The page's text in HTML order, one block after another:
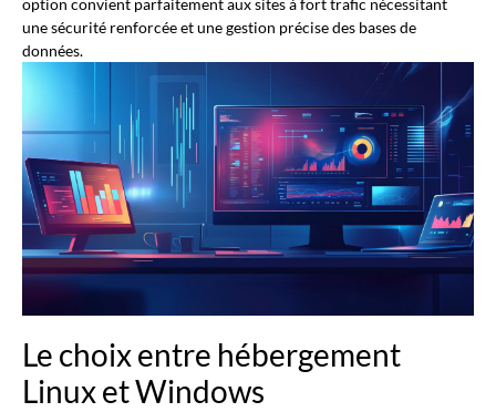
option convient parfaitement aux sites à fort trafic nécessitant
une sécurité renforcée et une gestion précise des bases de
données.
Le choix entre hébergement
Linux et Windows